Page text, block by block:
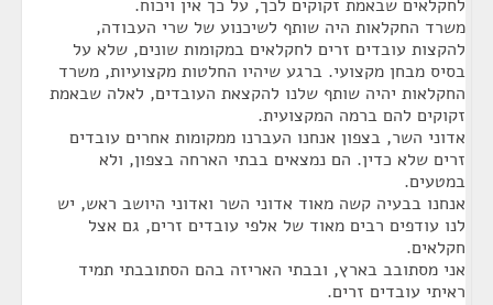
לחקלאים שבאמת זקוקים לכך, על כך אין ויכוח.
משרד החקלאות היה שותף לשיכנוע של שרי העבודה,
להקצות עובדים זרים לחקלאים במקומות שונים, שלא על
בסיס מבחן מקצועי. ברגע שיהיו החלטות מקצועיות, משרד
החקלאות יהיה שותף שלנו להקצאת העובדים, לאלה שבאמת
זקוקים להם ברמה המקצועית.
אדוני השר, בצפון אנחנו העברנו ממקומות אחרים עובדים
זרים שלא כדין. הם נמצאים בבתי הארחה בצפון, ולא
במטעים.
אנחנו בבעיה קשה מאוד אדוני השר ואדוני היושב ראש, יש
לנו עודפים רבים מאוד של אלפי עובדים זרים, גם אצל
חקלאים.
אני מסתובב בארץ, ובבתי האריזה בהם הסתובבתי תמיד
ראיתי עובדים זרים.